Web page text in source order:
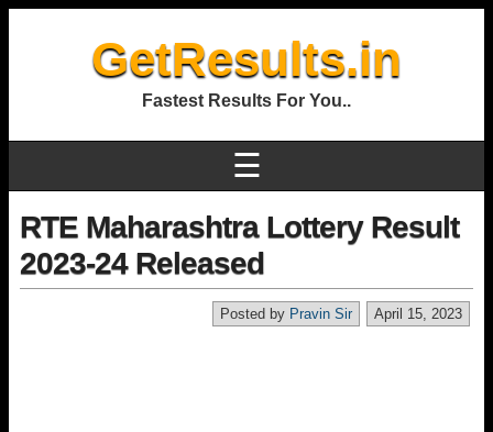
GetResults.in
Fastest Results For You..
☰
RTE Maharashtra Lottery Result
2023-24 Released
April 15, 2023
Posted by Pravin Sir